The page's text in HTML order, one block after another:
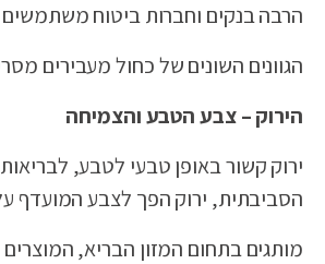
הרבה בנקים וחברות ביטוח משתמשים
הגוונים השונים של כחול מעבירים
הירוק – צבע הטבע והצמיחה
ירוק קשור באופן טבעי לטבע,
הסביבתית, ירוק הפך לצבע המועדף
מותגים בתחום המזון הבריא,